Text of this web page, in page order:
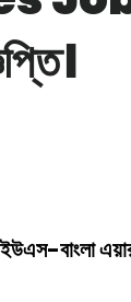
ইউএস-বাংলা